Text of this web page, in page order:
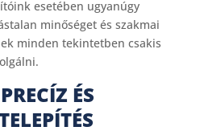
esetében ugyanúgy
minőséget és szakmai
minden tekintetben csakis
ÉS